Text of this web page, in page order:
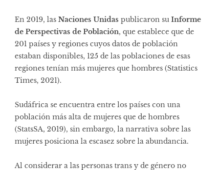
En 2019, las Naciones Unidas publicaron su Informe
de Perspectivas de Población, que establece que de
201 países y regiones cuyos datos de población
estaban disponibles, 125 de las poblaciones de esas
regiones tenían más mujeres que hombres (Statistics
Times, 2021).
Sudáfrica se encuentra entre los países con una
población más alta de mujeres que de hombres
(StatsSA, 2019), sin embargo, la narrativa sobre las
mujeres posiciona la escasez sobre la abundancia.
Al considerar a las personas trans y de género no